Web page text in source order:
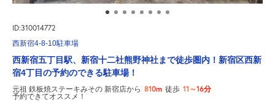
ID:310014772
西新宿4-8-10駐車場
西新宿五丁目駅、新宿十二社熊野神社まで徒歩圏内！新宿区西新
宿4丁目の予約のできる駐車場！
元祖 鉄板焼ステーキみその 新宿店から 810m 徒歩 11～16分
予約できてオススメ！